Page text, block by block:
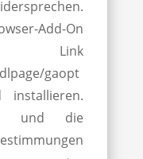
Add-On
Link
gaopt
und die